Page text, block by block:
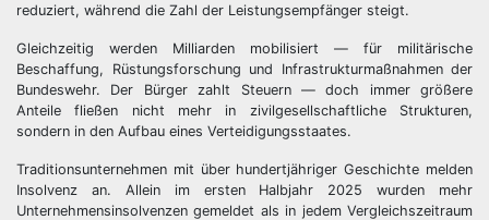
reduziert, während die Zahl der Leistungsempfänger steigt.
Gleichzeitig werden Milliarden mobilisiert — für militärische
Beschaffung, Rüstungsforschung und Infrastrukturmaßnahmen der
Bundeswehr. Der Bürger zahlt Steuern — doch immer größere
Anteile fließen nicht mehr in zivilgesellschaftliche Strukturen,
sondern in den Aufbau eines Verteidigungsstaates.
Traditionsunternehmen mit über hundertjähriger Geschichte melden
Insolvenz an. Allein im ersten Halbjahr 2025 wurden mehr
Unternehmensinsolvenzen gemeldet als in jedem Vergleichszeitraum